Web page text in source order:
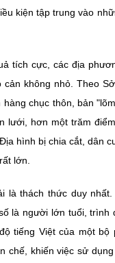
kiện tập trung vào
tích cực, các địa
không nhỏ. Theo
hàng chục thôn, bản
lưới, hơn một trăm
hình bị chia cắt, dân
lớn.
là thách thức duy
là người lớn tuổi, trình
tiếng Việt của một bộ
chế, khiến việc sử